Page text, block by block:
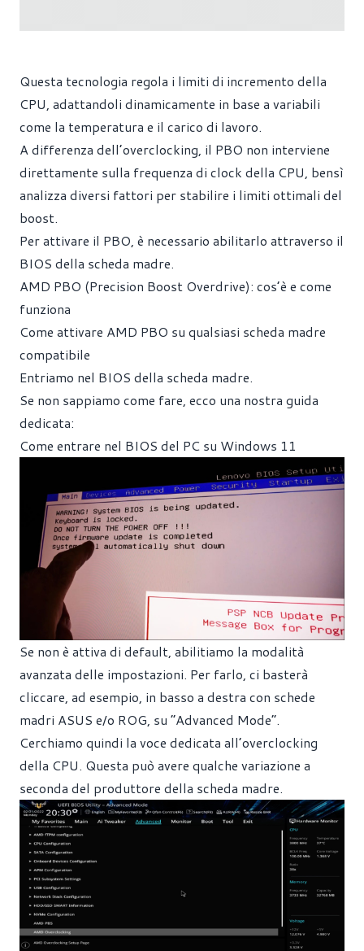
Questa tecnologia regola i limiti di incremento della
CPU, adattandoli dinamicamente in base a variabili
come la temperatura e il carico di lavoro.
A differenza dell’overclocking, il PBO non interviene
direttamente sulla frequenza di clock della CPU, bensì
analizza diversi fattori per stabilire i limiti ottimali del
boost.
Per attivare il PBO, è necessario abilitarlo attraverso il
BIOS della scheda madre.
AMD PBO (Precision Boost Overdrive): cos’è e come
funziona
Come attivare AMD PBO su qualsiasi scheda madre
compatibile
Entriamo nel BIOS della scheda madre.
Se non sappiamo come fare, ecco una nostra guida
dedicata:
Come entrare nel BIOS del PC su Windows 11
Se non è attiva di default, abilitiamo la modalità
avanzata delle impostazioni. Per farlo, ci basterà
cliccare, ad esempio, in basso a destra con schede
madri ASUS e/o ROG, su “Advanced Mode”.
Cerchiamo quindi la voce dedicata all’overclocking
della CPU. Questa può avere qualche variazione a
seconda del produttore della scheda madre.